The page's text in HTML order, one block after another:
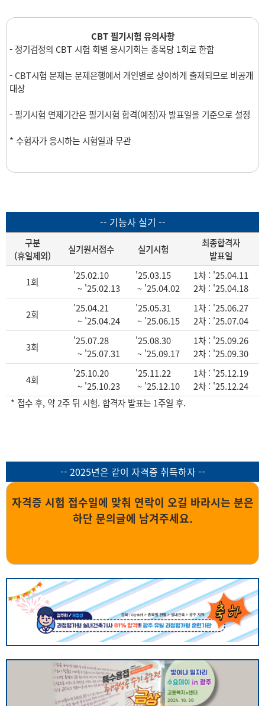
CBT 필기시험 유의사항
- 정기검정의 CBT 시험 회별 응시기회는 종목당 1회로 한함
- CBT시험 문제는 문제은행에서 개인별로 상이하게 출제되므로 비공개
대상
- 필기시험 면제기간은 필기시험 합격(예정)자 발표일을 기준으로 설정
* 수험자가 응시하는 시험일과 무관
-- 기능사 실기 --
구분
(휴일제외)
실기원서접수 실기시험
최종합격자
발표일
1회
'25.02.10
~ '25.02.13
'25.03.15
~ '25.04.02
1차 : '25.04.11
2차 : '25.04.18
2회
'25.04.21
~ '25.04.24
'25.05.31
~ '25.06.15
1차 : '25.06.27
2차 : '25.07.04
3회
'25.07.28
~ '25.07.31
'25.08.30
~ '25.09.17
1차 : '25.09.26
2차 : '25.09.30
4회
'25.10.20
~ '25.10.23
'25.11.22
~ '25.12.10
1차 : '25.12.19
2차 : '25.12.24
* 접수 후, 약 2주 뒤 시험. 합격자 발표는 1주일 후.
-- 2025년은 같이 자격증 취득하자 --
자격증 시험 접수일에 맞춰 연락이 오길 바라시는 분은
하단 문의글에 남겨주세요.